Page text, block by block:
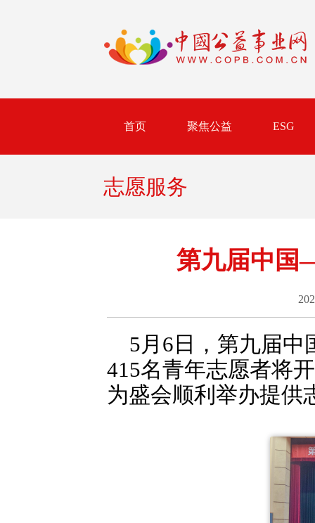
首页 聚焦公益 ESG
志愿服务
第九届中国
5月6日，第九届
415名青年志愿者将
为盛会顺利举办提供